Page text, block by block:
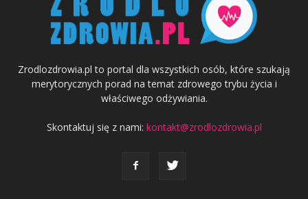
Zrodlozdrowia.pl to portal dla wszystkich osób, które szukają
merytorycznych porad na temat zdrowego trybu życia i
właściwego odżywiania.
Skontaktuj się z nami: kontakt@zrodlozdrowia.pl